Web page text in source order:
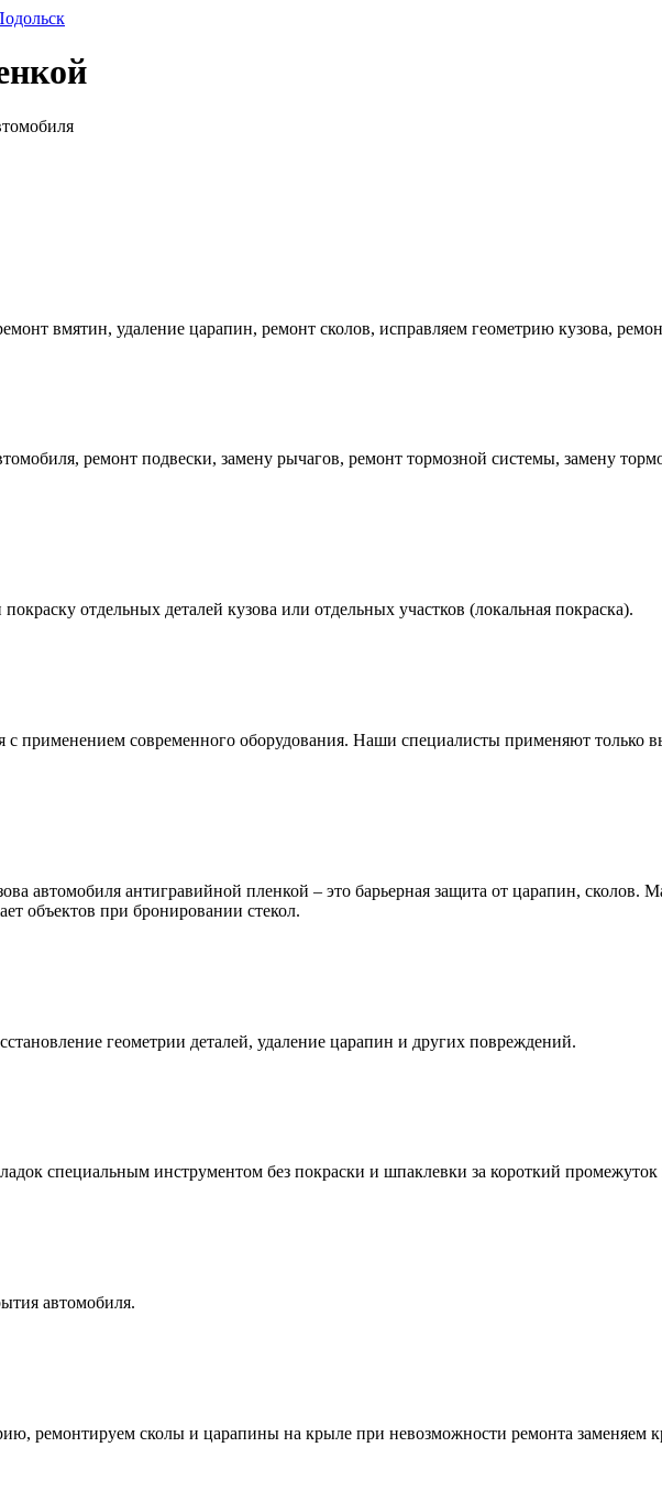
вмятин, удаление царапин, ремонт сколов, исправляем геометрию кузова,
ремонт подвески, замену рычагов, ремонт тормозной системы, замену
отдельных деталей кузова или отдельных участков (локальная покраска).
применением современного оборудования. Наши специалисты применяют только
автомобиля антигравийной пленкой – это барьерная защита от царапин, сколов.
объектов при бронировании стекол.
геометрии деталей, удаление царапин и других повреждений.
специальным инструментом без покраски и шпаклевки за короткий промежуток
автомобиля.
ремонтируем сколы и царапины на крыле при невозможности ремонта заменяем